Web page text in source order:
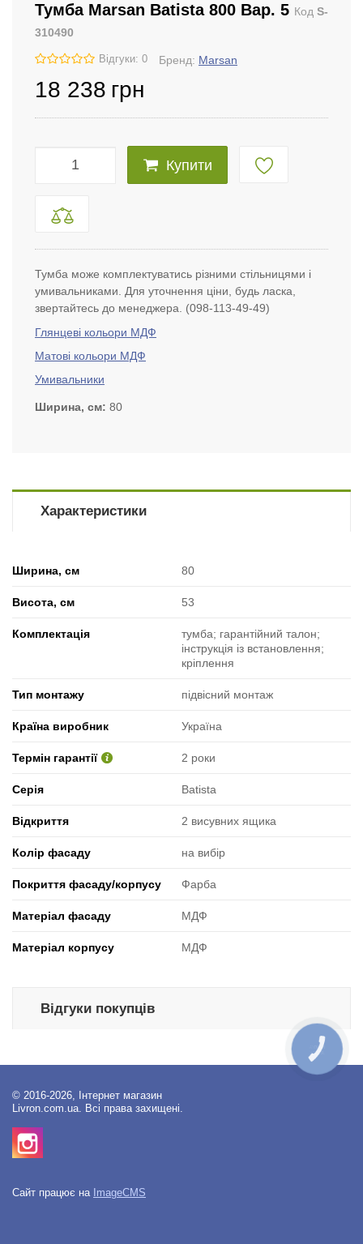
Тумба Marsan Batista 800 Вар. 5 Код S-
310490
Відгуки: 0 Бренд: Marsan
18 238 грн
Купити
Тумба може комплектуватись різними стільницями і
умивальниками. Для уточнення ціни, будь ласка,
звертайтесь до менеджера. (098-113-49-49)
Глянцеві кольори МДФ
Матові кольори МДФ
Умивальники
Ширина, см 80
Характеристики
Ширина, см 80
Висота, см 53
Комплектація
тумба; гарантійний талон;
інструкція із встановлення;
кріплення
Тип монтажу підвісний монтаж
Країна виробник Україна
Термін гарантії 2 роки
Серія Batista
Відкриття 2 висувних ящика
Колір фасаду на вибір
Покриття фасаду/корпусу Фарба
Матеріал фасаду МДФ
Матеріал корпусу МДФ
Відгуки покупців
© 2016-2026, Інтернет магазин
Livron.com.ua. Всі права захищені.
Сайт працює на ImageCMS
КНОПКА
ЗВ'ЯЗКУ